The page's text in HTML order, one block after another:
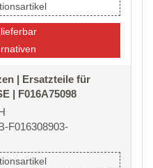
| Ersatzteile für
| F016A75098
F016308903-